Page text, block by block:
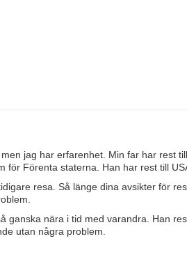
jag har erfarenhet. Min far har rest
för Förenta staterna. Han har rest till
resa. Så länge dina avsikter för
ganska nära i tid med varandra. Han
utan några problem.